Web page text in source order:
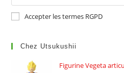
Accepter les termes RGPD
Chez Utsukushii
Figurine Vegeta